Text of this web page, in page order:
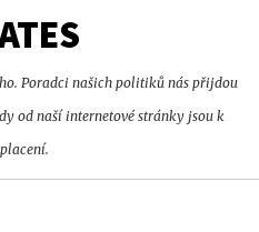
Poradci našich politiků nás přijdou
od naší internetové stránky jsou k